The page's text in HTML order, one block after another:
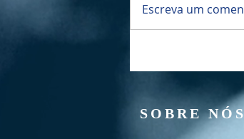
Culto Manhã -
Escreva um
SOBRE NÓS